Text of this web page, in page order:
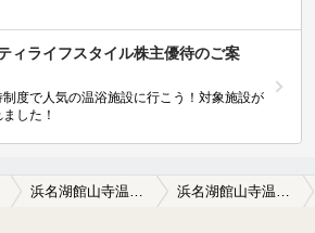
ティライフスタイル株主優待のご案
制度で人気の温浴施設に行こう！対象施設が
した！
浜名湖館山寺温泉 かんざんじ 堀江の庄の口コミ一覧 浜名湖館山寺温泉 かんざんじ 堀江の庄の口コミ 加水